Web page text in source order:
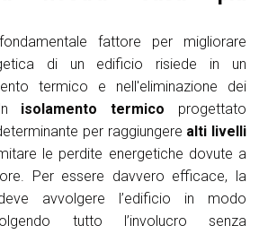
fattore per migliorare
di un edificio risiede in un
termico e nell'eliminazione dei
isolamento termico progettato
per raggiungere alti livelli
le perdite energetiche dovute a
Per essere davvero efficace, la
avvolgere l’edificio in modo
tutto l’involucro senza